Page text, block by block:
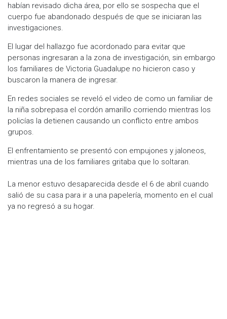
habían revisado dicha área, por ello se sospecha que el
cuerpo fue abandonado después de que se iniciaran las
investigaciones.
El lugar del hallazgo fue acordonado para evitar que
personas ingresaran a la zona de investigación, sin embargo
los familiares de Victoria Guadalupe no hicieron caso y
buscaron la manera de ingresar.
En redes sociales se reveló el video de como un familiar de
la niña sobrepasa el cordón amarillo corriendo mientras los
policías la detienen causando un conflicto entre ambos
grupos.
El enfrentamiento se presentó con empujones y jaloneos,
mientras una de los familiares gritaba que lo soltaran.
La menor estuvo desaparecida desde el 6 de abril cuando
salió de su casa para ir a una papelería, momento en el cual
ya no regresó a su hogar.